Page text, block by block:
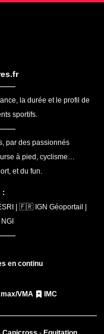
la durée et le profil de
sportifs.
par des passionnés
à pied, cyclisme…
et du fun.
:
| 🇫🇷 IGN Géoportail |
en continu
VMA IMC